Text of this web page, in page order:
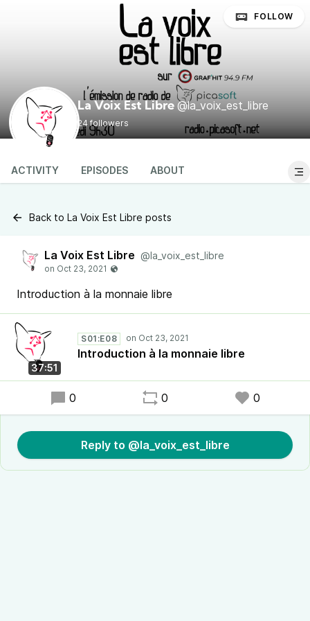
La Voix Est Libre @la_voix_est_libre
24 followers
FOLLOW
ACTIVITY EPISODES ABOUT
Back to La Voix Est Libre posts
La Voix Est Libre @la_voix_est_libre
Introduction à la monnaie libre
37:51
S01:E08
Introduction à la monnaie libre
0 0 0
Reply to @la_voix_est_libre